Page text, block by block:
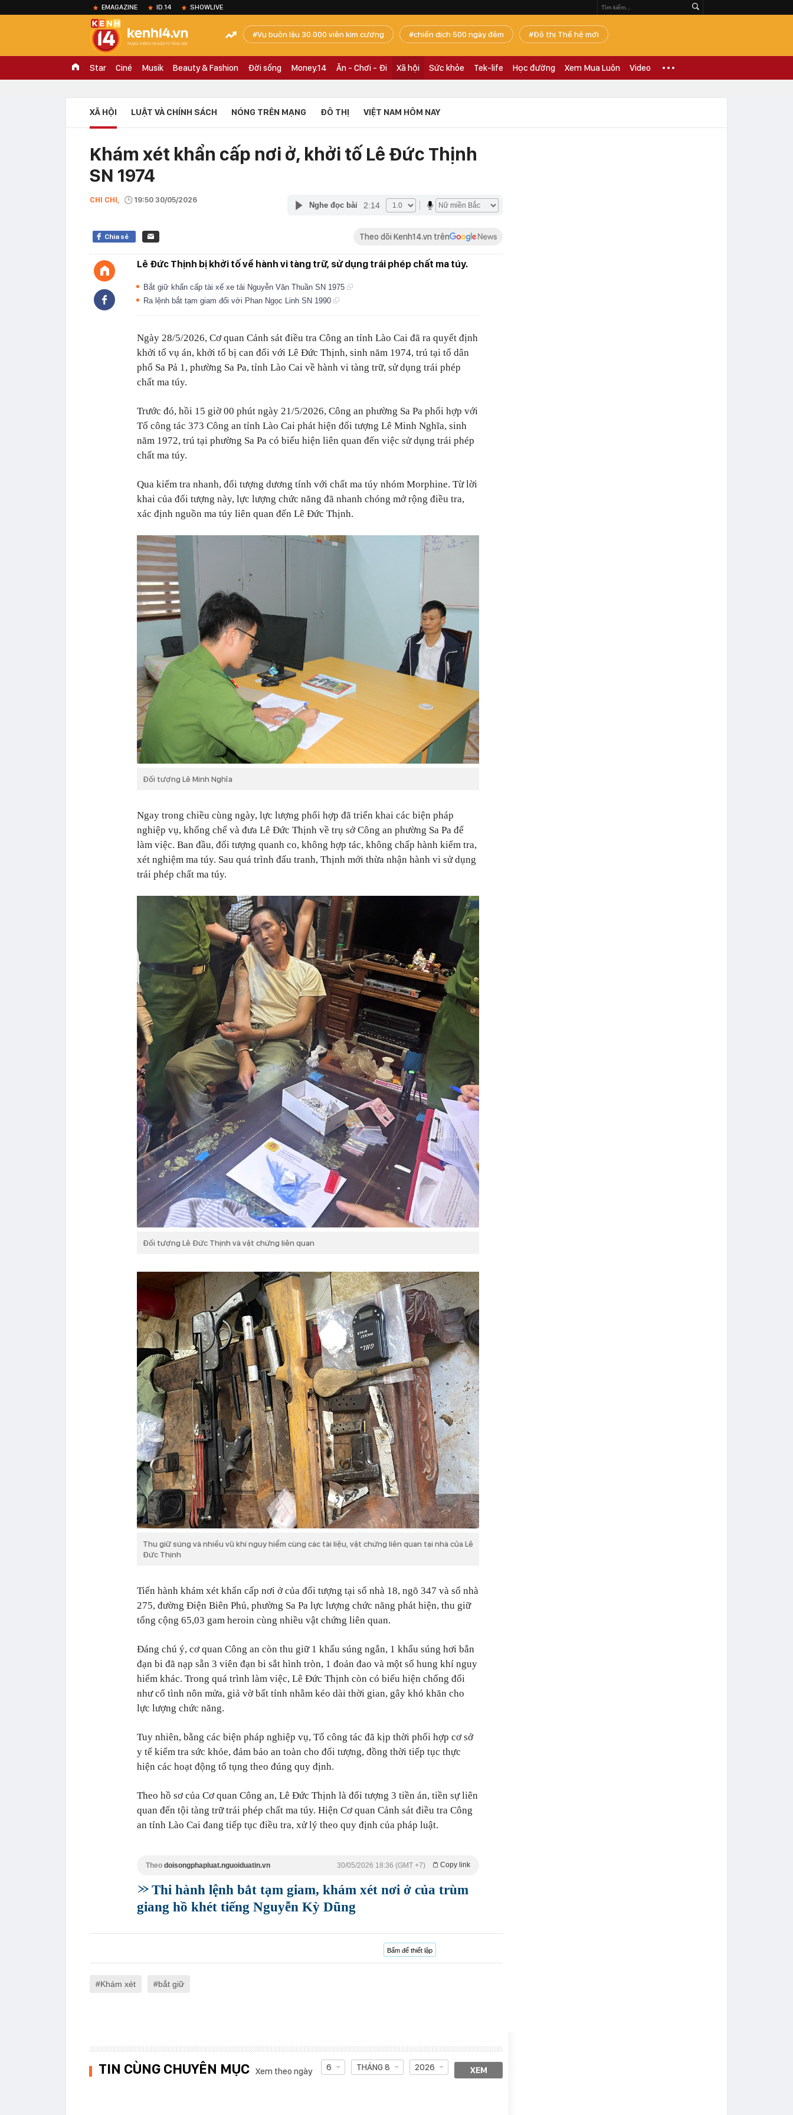
EMAGAZINE ID.14 SHOWLIVE
Vụ buôn lậu 30.000 viên kim cương chiến dịch 500 ngày đêm Đô thị Thế hệ mới
Star Ciné Musik Beauty & Fashion Đời sống Money.14 Ăn - Chơi - Đi Xã hội Sức khỏe Tek-life Học đường Xem Mua Luôn Video
XÃ HỘI LUẬT VÀ CHÍNH SÁCH NÓNG TRÊN MẠNG ĐÔ THỊ VIỆT NAM HÔM NAY
Khám xét khẩn cấp nơi ở, khởi tố Lê Đức Thịnh
SN 1974
CHI CHI, 19:50 30/05/2026
Nghe đọc bài 2:14
Chia sẻ Theo dõi Kenh14.vn trên
Lê Đức Thịnh bị khởi tố về hành vi tàng trữ, sử dụng trái phép chất ma túy.
Bắt giữ khẩn cấp tài xế xe tải Nguyễn Văn Thuần SN 1975
Ra lệnh bắt tạm giam đối với Phan Ngọc Linh SN 1990
Ngày 28/5/2026, Cơ quan Cảnh sát điều tra Công an tỉnh Lào Cai đã ra quyết định
khởi tố vụ án, khởi tố bị can đối với Lê Đức Thịnh, sinh năm 1974, trú tại tổ dân
phố Sa Pả 1, phường Sa Pa, tỉnh Lào Cai về hành vi tàng trữ, sử dụng trái phép
chất ma túy.
Trước đó, hồi 15 giờ 00 phút ngày 21/5/2026, Công an phường Sa Pa phối hợp với
Tổ công tác 373 Công an tỉnh Lào Cai phát hiện đối tượng Lê Minh Nghĩa, sinh
năm 1972, trú tại phường Sa Pa có biểu hiện liên quan đến việc sử dụng trái phép
chất ma túy.
Qua kiểm tra nhanh, đối tượng dương tính với chất ma túy nhóm Morphine. Từ lời
khai của đối tượng này, lực lượng chức năng đã nhanh chóng mở rộng điều tra,
xác định nguồn ma túy liên quan đến Lê Đức Thịnh.
Đối tượng Lê Minh Nghĩa
Ngay trong chiều cùng ngày, lực lượng phối hợp đã triển khai các biện pháp
nghiệp vụ, khống chế và đưa Lê Đức Thịnh về trụ sở Công an phường Sa Pa để
làm việc. Ban đầu, đối tượng quanh co, không hợp tác, không chấp hành kiểm tra,
xét nghiệm ma túy. Sau quá trình đấu tranh, Thịnh mới thừa nhận hành vi sử dụng
trái phép chất ma túy.
Đối tượng Lê Đức Thịnh và vật chứng liên quan
Thu giữ súng và nhiều vũ khí nguy hiểm cùng các tài liệu, vật chứng liên quan tại nhà của Lê
Đức Thịnh
Tiến hành khám xét khẩn cấp nơi ở của đối tượng tại số nhà 18, ngõ 347 và số nhà
275, đường Điện Biên Phủ, phường Sa Pa lực lượng chức năng phát hiện, thu giữ
tổng cộng 65,03 gam heroin cùng nhiều vật chứng liên quan.
Đáng chú ý, cơ quan Công an còn thu giữ 1 khẩu súng ngắn, 1 khẩu súng hơi bắn
đạn bi đã nạp sẵn 3 viên đạn bi sắt hình tròn, 1 đoản đao và một số hung khí nguy
hiểm khác. Trong quá trình làm việc, Lê Đức Thịnh còn có biểu hiện chống đối
như cố tình nôn mửa, giả vờ bất tỉnh nhằm kéo dài thời gian, gây khó khăn cho
lực lượng chức năng.
Tuy nhiên, bằng các biện pháp nghiệp vụ, Tổ công tác đã kịp thời phối hợp cơ sở
y tế kiểm tra sức khỏe, đảm bảo an toàn cho đối tượng, đồng thời tiếp tục thực
hiện các hoạt động tố tụng theo đúng quy định.
Theo hồ sơ của Cơ quan Công an, Lê Đức Thịnh là đối tượng 3 tiền án, tiền sự liên
quan đến tội tàng trữ trái phép chất ma túy. Hiện Cơ quan Cảnh sát điều tra Công
an tỉnh Lào Cai đang tiếp tục điều tra, xử lý theo quy định của pháp luật.
Theo doisongphapluat.nguoiduatin.vn Copy link
30/05/2026 18:36 (GMT +7)
Thi hành lệnh bắt tạm giam, khám xét nơi ở của trùm
giang hồ khét tiếng Nguyễn Kỳ Dũng
Bấm để thiết lập
Khám xét bắt giữ
TIN CÙNG CHUYÊN MỤC Xem theo ngày 6 THÁNG 8 2026 XEM